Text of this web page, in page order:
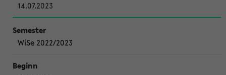
14.07.2023
WiSe 2022/2023